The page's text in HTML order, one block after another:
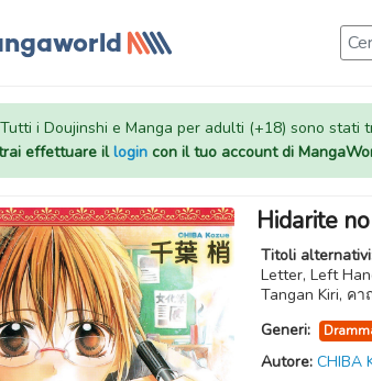
Tutti i Doujinshi e Manga per adulti (+18) sono stati
effettuare illogincon il tuo account di
Hidarite
Titoli
Letter, Left
Tangan Kiri, ค
Generi:
Autore: CHIBA